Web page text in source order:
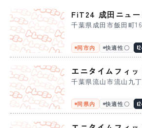
FiT24 成田ニュ
千葉県成田市飯田町
同市内 快適性〇
エニタイムフィ
千葉県流山市流山九
同県内 快適性〇